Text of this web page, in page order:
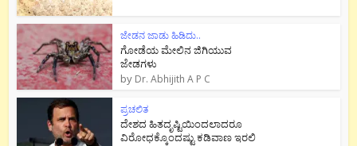
ಜೇಡನ ಜಾಡು ಹಿಡಿದು..
ಗೋಡೆಯ ಮೇಲಿನ ಜಿಗಿಯುವ
ಜೇಡಗಳು
by Dr. Abhijith A P C
ಪ್ರಚಲಿತ
ದೇಶದ ಹಿತದೃಷ್ಟಿಯಿಂದಲಾದರೂ
ವಿರೋಧಕ್ಕೊಂದಷ್ಟು ಕಡಿವಾಣ ಇರಲಿ